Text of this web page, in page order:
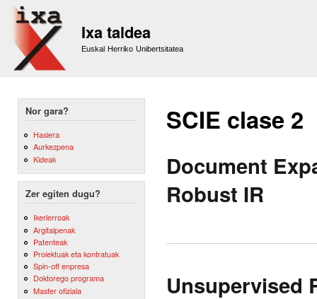
Ixa taldea
Euskal Herriko Unibertsitatea
Nor gara?
Hasiera
Aurkezpena
Kideak
Zer egiten dugu?
Ikerlerroak
Argitalpenak
Patenteak
Proiektuak eta kontratuak
Spin-off enpresa
Doktorego programa
Master ofiziala
SCIE clase 2
Document
Robust IR
Unsupervised